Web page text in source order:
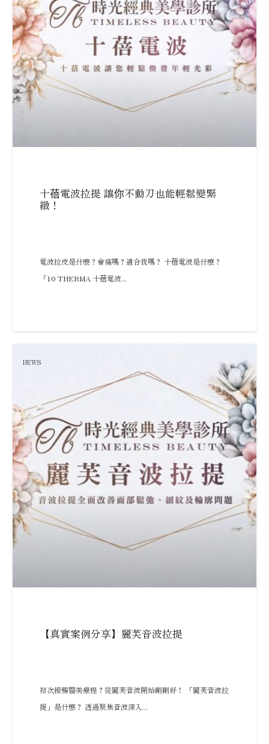
十蓓電波拉提 讓你不動刀也能輕鬆變緊
緻！
電波拉皮是什麼？會痛嗎？適合我嗎？ 十蓓電波是什麼？
「10 THERMA 十蓓電波...
NEWS
【真實案例分享】麗芙音波拉提
初次接觸醫美療程？從麗芙音波開始剛剛好！ 「麗芙音波拉
提」是什麼？ 透過聚焦音波深入...